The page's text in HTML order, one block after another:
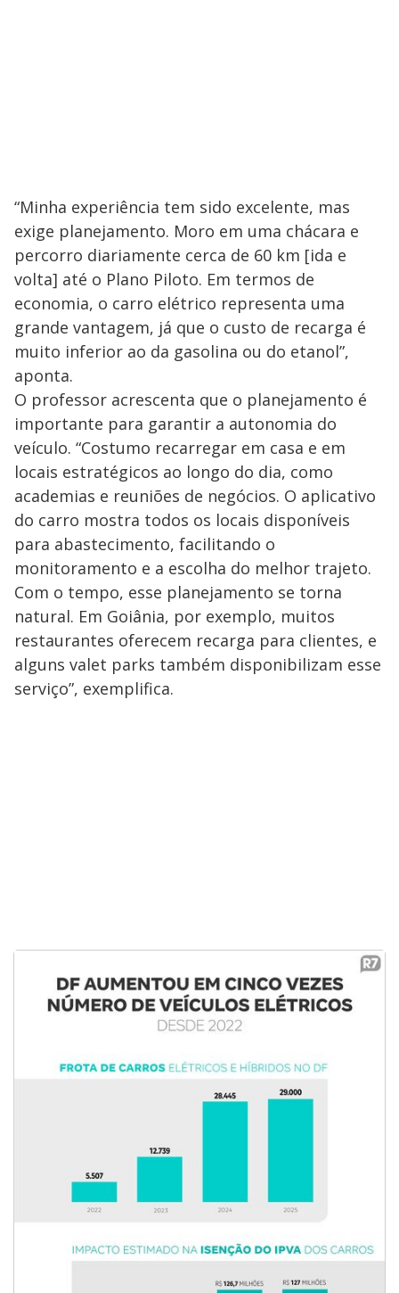
“Minha experiência tem sido excelente, mas
exige planejamento. Moro em uma chácara e
percorro diariamente cerca de 60 km [ida e
volta] até o Plano Piloto. Em termos de
economia, o carro elétrico representa uma
grande vantagem, já que o custo de recarga é
muito inferior ao da gasolina ou do etanol”,
aponta.
O professor acrescenta que o planejamento é
importante para garantir a autonomia do
veículo. “Costumo recarregar em casa e em
locais estratégicos ao longo do dia, como
academias e reuniões de negócios. O aplicativo
do carro mostra todos os locais disponíveis
para abastecimento, facilitando o
monitoramento e a escolha do melhor trajeto.
Com o tempo, esse planejamento se torna
natural. Em Goiânia, por exemplo, muitos
restaurantes oferecem recarga para clientes, e
alguns valet parks também disponibilizam esse
serviço”, exemplifica.